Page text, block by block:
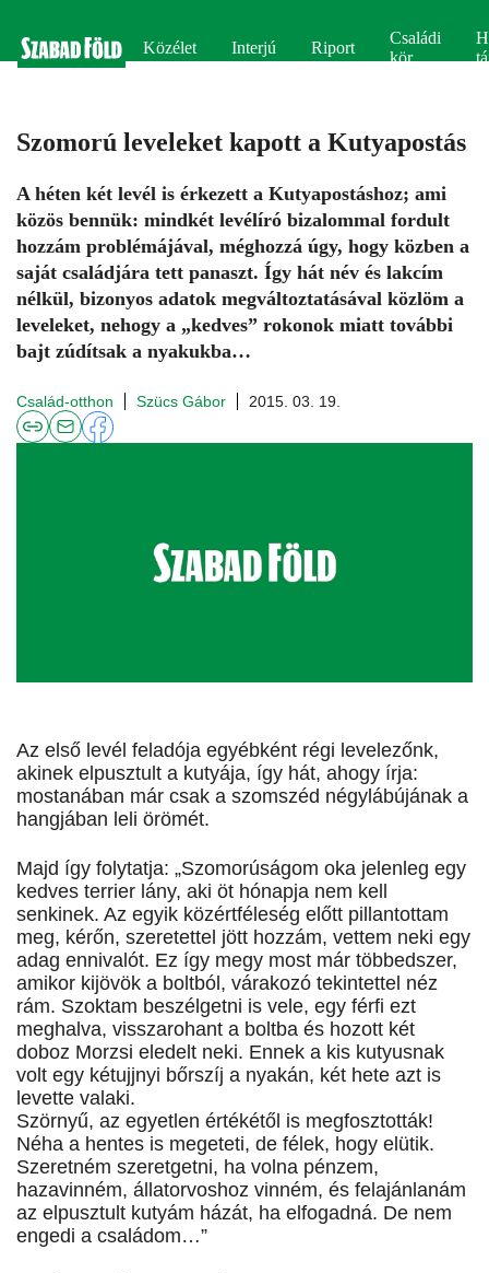
Közélet Interjú Riport
Családi
kör
Szomorú leveleket kapott a Kutyapostás
A héten két levél is érkezett a Kutyapostáshoz; ami
közös bennük: mindkét levélíró bizalommal fordult
hozzám problémájával, méghozzá úgy, hogy közben a
saját családjára tett panaszt. Így hát név és lakcím
nélkül, bizonyos adatok megváltoztatásával közlöm a
leveleket, nehogy a „kedves” rokonok miatt további
bajt zúdítsak a nyakukba…
Család-otthon Szücs Gábor 2015. 03. 19.
Az első levél feladója egyébként régi levelezőnk,
akinek elpusztult a kutyája, így hát, ahogy írja:
mostanában már csak a szomszéd négylábújának a
hangjában leli örömét.
Majd így folytatja: „Szomorúságom oka jelenleg egy
kedves terrier lány, aki öt hónapja nem kell
senkinek. Az egyik közértféleség előtt pillantottam
meg, kérőn, szeretettel jött hozzám, vettem neki egy
adag ennivalót. Ez így megy most már többedszer,
amikor kijövök a boltból, várakozó tekintettel néz
rám. Szoktam beszélgetni is vele, egy férfi ezt
meghalva, visszarohant a boltba és hozott két
doboz Morzsi eledelt neki. Ennek a kis kutyusnak
volt egy kétujjnyi bőrszíj a nyakán, két hete azt is
levette valaki.
Szörnyű, az egyetlen értékétől is megfosztották!
Néha a hentes is megeteti, de félek, hogy elütik.
Szeretném szeretgetni, ha volna pénzem,
hazavinném, állatorvoshoz vinném, és felajánlanám
az elpusztult kutyám házát, ha elfogadná. De nem
engedi a családom…”